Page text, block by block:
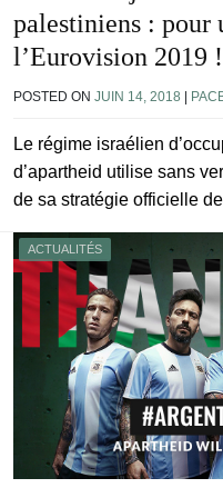
palestiniens : pour
l’Eurovision 2019 !
POSTED ON JUIN 14, 2018 |
Le régime israélien
d’apartheid utilise sans
de sa stratégie officielle
ACTUALITÉS